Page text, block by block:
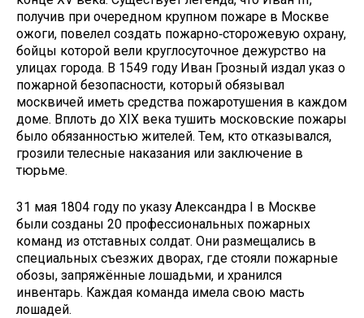
получив при очередном крупном пожаре в Москве
ожоги, повелел создать пожарно‑сторожевую охрану,
бойцы которой вели круглосуточное дежурство на
улицах города. В 1549 году Иван Грозный издал указ о
пожарной безопасности, который обязывал
москвичей иметь средства пожаротушения в каждом
доме. Вплоть до XIX века тушить московские пожары
было обязанностью жителей. Тем, кто отказывался,
грозили телесные наказания или заключение в
тюрьме.
31 мая 1804 году по указу Александра I в Москве
были созданы 20 профессиональных пожарных
команд из отставных солдат. Они размещались в
специальных съезжих дворах, где стояли пожарные
обозы, запряжённые лошадьми, и хранился
инвентарь. Каждая команда имела свою масть
лошадей.